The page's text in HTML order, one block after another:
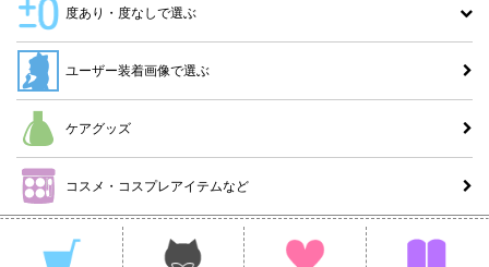
度あり・度なしで選ぶ
ユーザー装着画像で選ぶ
ケアグッズ
コスメ・コスプレアイテムなど